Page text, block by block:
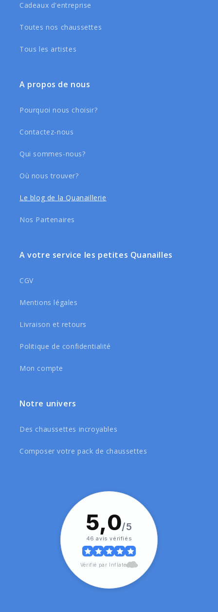
Cadeaux d'entreprise
Toutes nos chaussettes
Tous les artistes
A propos de nous
Pourquoi nous choisir?
Contactez-nous
Qui sommes-nous?
Où nous trouver?
Le blog de la Quanaillerie
Nos Partenaires
A votre service les petites Quanailles
CGV
Mentions légales
Livraison et retours
Politique de confidentialité
Mon compte
Notre univers
Des chaussettes incroyables
Composer votre pack de chaussettes
5,0/5
46 avis vérifiés
Vérifié par Inflate